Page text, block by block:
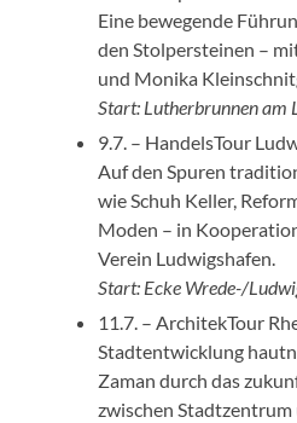
Eine bewegende
den Stolpersteinen –
und Monika
Start: Lutherbrunnen am
9.7. – HandelsTour
Auf den Spuren
wie Schuh Keller,
Moden – in
Verein Ludwigshafen.
Start: Ecke Wrede-/
11.7. – ArchitekTour
Stadtentwicklung
Zaman durch das
zwischen Stadtzentrum